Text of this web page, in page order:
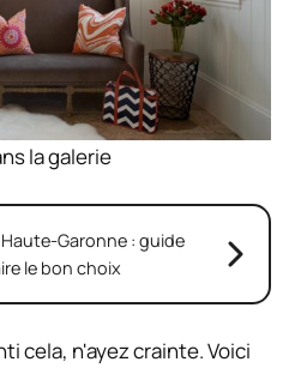
la galerie
Garonne : guide
le bon choix
cela, n'ayez crainte. Voici